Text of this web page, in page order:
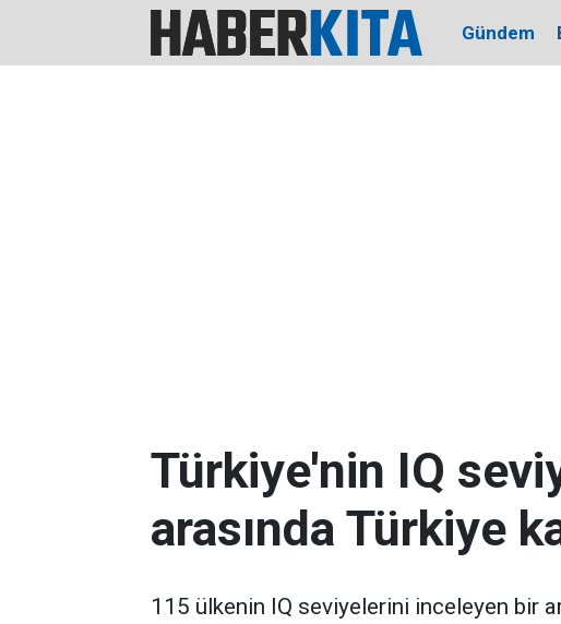
Gündem
Türkiye'nin IQ
arasında Türkiye
115 ülkenin IQ seviyelerini inceleyen bir